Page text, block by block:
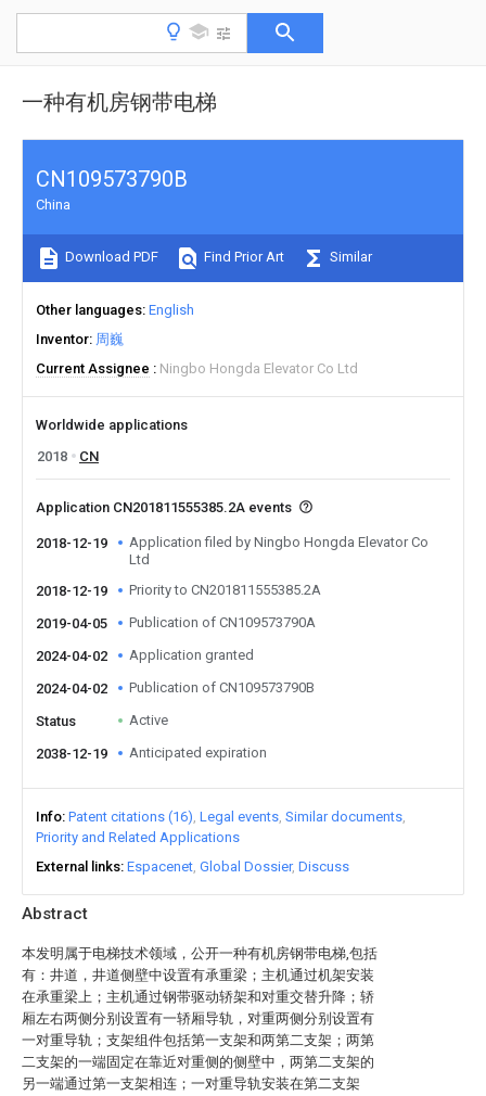
一种有机房钢带电梯
Abstract
本发明属于电梯技术领域，公开一种有机房钢带电梯,包括
有：井道，井道侧壁中设置有承重梁；主机通过机架安装
在承重梁上；主机通过钢带驱动轿架和对重交替升降；轿
厢左右两侧分别设置有一轿厢导轨，对重两侧分别设置有
一对重导轨；支架组件包括第一支架和两第二支架；两第
二支架的一端固定在靠近对重侧的侧壁中，两第二支架的
另一端通过第一支架相连；一对重导轨安装在第二支架
CN109573790B
China
Download PDF Find Prior Art Similar
Other languages English
Inventor 周巍
Current Assignee
Ningbo Hongda Elevator Co Ltd
Worldwide applications
2018
CN
Application CN201811555385.2A events
2018-12-19
Application filed by Ningbo Hongda Elevator Co
Ltd
2018-12-19
Priority to CN201811555385.2A
2019-04-05 Publication of CN109573790A
2024-04-02 Application granted
2024-04-02 Publication of CN109573790B
Status Active
2038-12-19 Anticipated expiration
Info Patent citations (16) Legal events Similar documents
Priority and Related Applications
External links Espacenet Global Dossier Discuss